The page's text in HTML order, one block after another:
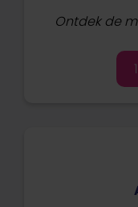
Ontdek de